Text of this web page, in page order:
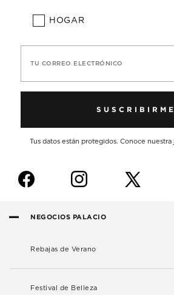
HOGAR
TU CORREO ELECTRÓNICO
SUSCRIBIRME
Tus datos están protegidos. Conoce nuestra
f i
NEGOCIOS PALACIO
Rebajas de Verano
Festival de Belleza